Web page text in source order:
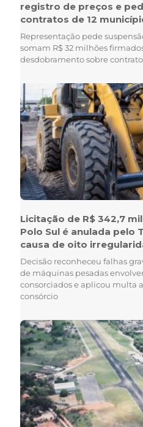
registro de preços e
contratos de 12
Representação pede
somam R$ 32 milhões
desdobramento sobre
Licitação de R$ 342,7
Polo Sul é anulada pelo
causa de oito
Decisão reconheceu falhas
de máquinas pesadas
consorciados e aplicou multa
consórcio